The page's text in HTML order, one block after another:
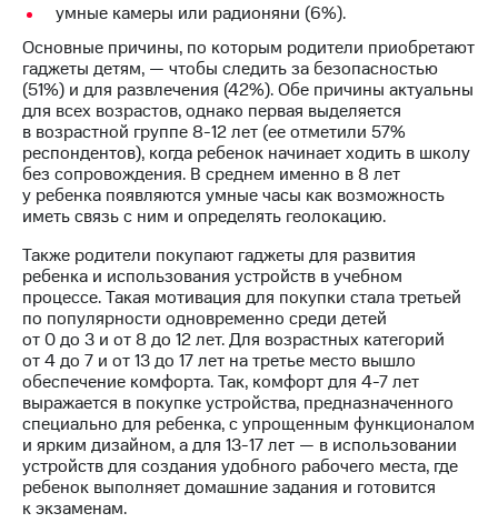
ПАО
"МТС"
Собрания
акционеров
Личный
кабинет
акционера
Акционерный
капитал
Контроль
и
аудит
Рынок
акций
Описание
Программа
приобретения
Порядок
выкупа
акций
Дивиденды
Рынок
облигаций
умные камеры или радионяни (6%).
Основные причины, по которым родители приобретают
гаджеты детям, — чтобы следить за безопасностью
(51%) и для развлечения (42%). Обе причины актуальны
для всех возрастов, однако первая выделяется
в возрастной группе 8-12 лет (ее отметили 57%
респондентов), когда ребенок начинает ходить в школу
без сопровождения. В среднем именно в 8 лет
у ребенка появляются умные часы как возможность
иметь связь с ним и определять геолокацию.
Также родители покупают гаджеты для развития
ребенка и использования устройств в учебном
процессе. Такая мотивация для покупки стала третьей
по популярности одновременно среди детей
от 0 до 3 и от 8 до 12 лет. Для возрастных категорий
от 4 до 7 и от 13 до 17 лет на третье место вышло
обеспечение комфорта. Так, комфорт для 4-7 лет
выражается в покупке устройства, предназначенного
специально для ребенка, с упрощенным функционалом
и ярким дизайном, а для 13-17 лет — в использовании
устройств для создания удобного рабочего места, где
ребенок выполняет домашние задания и готовится
к экзаменам.